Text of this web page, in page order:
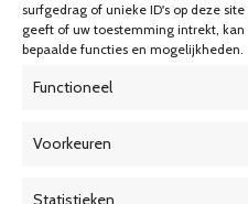
surfgedrag of unieke ID's op deze
geeft of uw toestemming intrekt,
bepaalde functies en mogelijkheden.
Functioneel
Voorkeuren
Statistieken